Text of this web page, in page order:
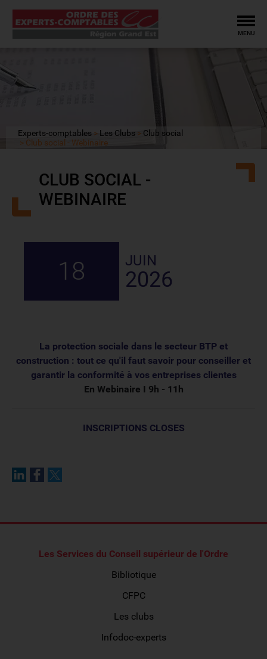
MENU
Experts-comptables Les Clubs
Club social
Club social - Webinaire
18 JUIN
2026
CLUB SOCIAL -
WEBINAIRE
La protection sociale dans le secteur BTP et
construction : tout ce qu'il faut savoir pour conseiller et
garantir la conformité à vos entreprises clientes
En Webinaire I 9h - 11h
INSCRIPTIONS CLOSES
Les Services du Conseil supérieur de l'Ordre
Bibliotique
CFPC
Les clubs
Infodoc-experts